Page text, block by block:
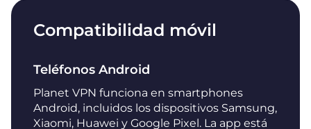
Compatibilidad móvil
Teléfonos Android
Planet VPN funciona en smartphones
Android, incluidos los dispositivos Samsung,
Xiaomi, Huawei y Google Pixel. La app está